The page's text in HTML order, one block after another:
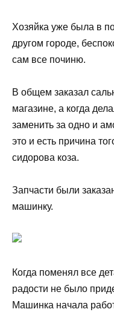
Хозяйка уже была в
другом городе,
сам все починю.
В общем заказал
магазине, а когда
заменить за одно и
это и есть причина
сидорова коза.
Запчасти были
машинку.
Когда поменял все
радости не было
Машинка начала